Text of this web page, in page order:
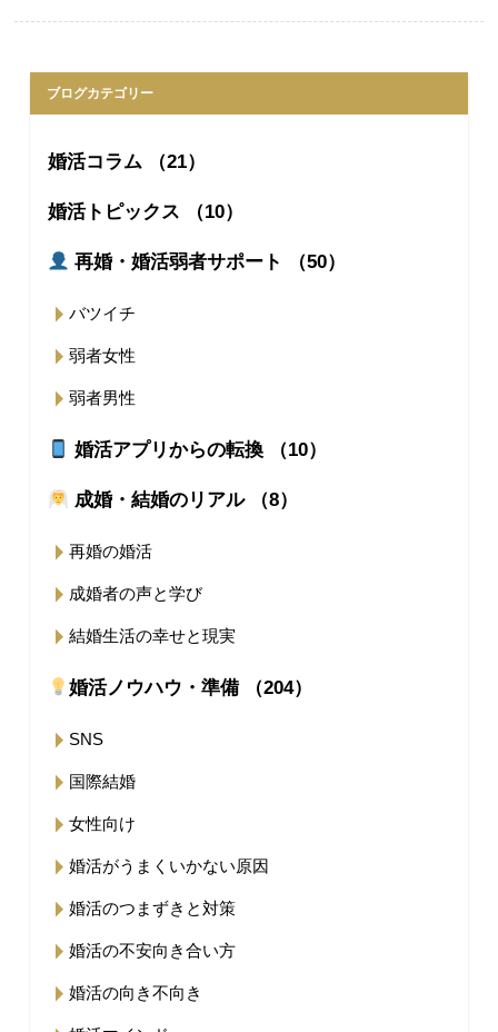
ブログカテゴリー
婚活コラム （21）
婚活トピックス （10）
再婚・婚活弱者サポート （50）
バツイチ
弱者女性
弱者男性
婚活アプリからの転換 （10）
成婚・結婚のリアル （8）
再婚の婚活
成婚者の声と学び
結婚生活の幸せと現実
婚活ノウハウ・準備 （204）
SNS
国際結婚
女性向け
婚活がうまくいかない原因
婚活のつまずきと対策
婚活の不安向き合い方
婚活の向き不向き